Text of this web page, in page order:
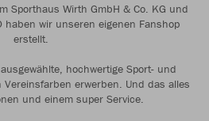
Sporthaus Wirth GmbH & Co. KG und
haben wir unseren eigenen Fanshop
erstellt.
hochwertige Sport- und
erwerben. Und das alles
und einem super Service.